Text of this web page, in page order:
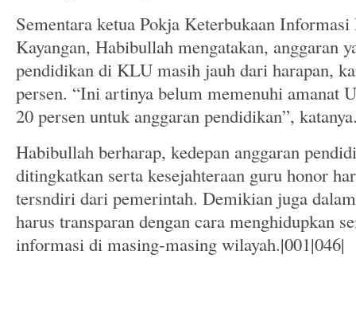
Sementara ketua Pokja Keterbukaan
Kayangan, Habibullah mengatakan, anggaran
pendidikan di KLU masih jauh dari harapan,
persen. “Ini artinya belum memenuhi amanat
20 persen untuk anggaran pendidikan”,
Habibullah berharap, kedepan anggaran
ditingkatkan serta kesejahteraan guru honor
tersndiri dari pemerintah. Demikian juga
harus transparan dengan cara menghidupkan
informasi di masing-masing wilayah.|001|046|